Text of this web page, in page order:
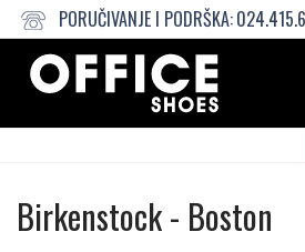
PORUČIVANJE I PODRŠKA:
BirkenstockZatvorene
- Boston